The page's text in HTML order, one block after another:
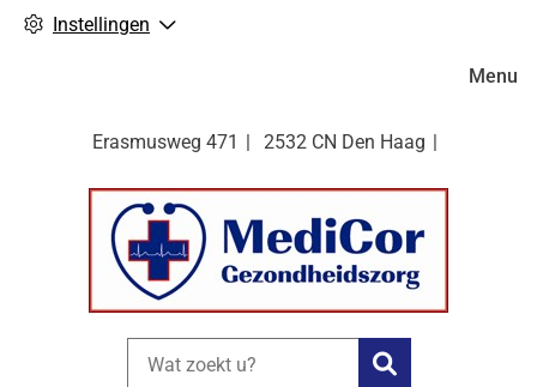
Instellingen
Erasmusweg 471 2532 CN Den Haag
Zoeken
Menu